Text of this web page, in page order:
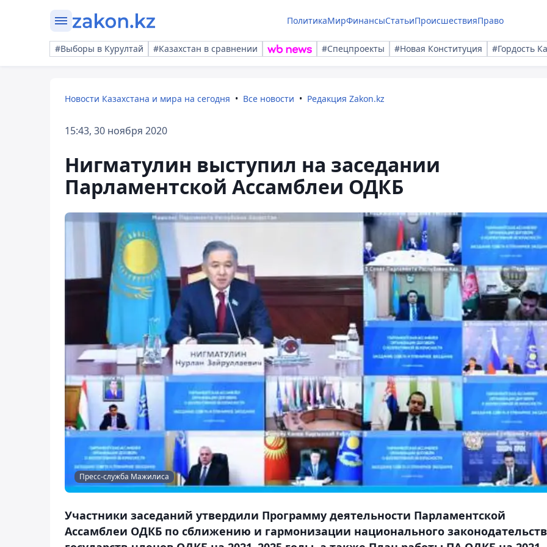
ПолитикаМирФинансыСтатьиПроисшествияПраво
#Выборы в Курултай #Казахстан в сравнении #Спецпроекты #Новая Конституция #Гордость
Новости Казахстана и мира на сегодня Все новости Редакция Zakon.kz
15:43, 30 ноября 2020
Нигматулин выступил на заседании
Парламентской Ассамблеи ОДКБ
Пресс-служба Мажилиса
Участники заседаний утвердили Программу деятельности Парламентской
Ассамблеи ОДКБ по сближению и гармонизации национального